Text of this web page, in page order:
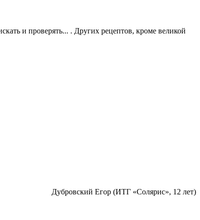
и проверять... . Других рецептов, кроме великой
Дубровский Егор (ИТГ «Солярис», 12 лет)